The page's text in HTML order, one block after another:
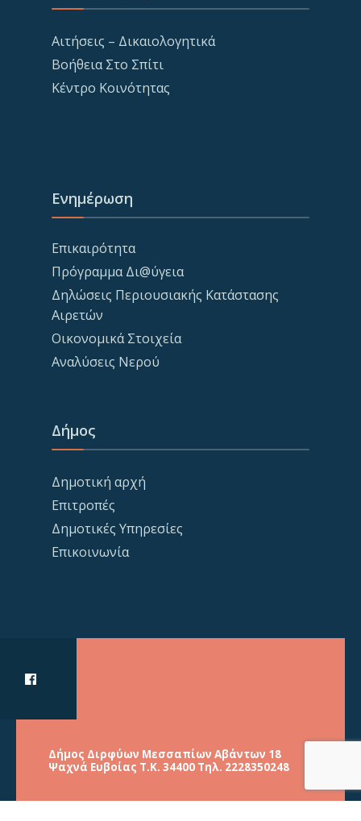
Αιτήσεις – Δικαιολογητικά
Βοήθεια Στο Σπίτι
Κέντρο Κοινότητας
Ενημέρωση
Επικαιρότητα
Πρόγραμμα Δι@ύγεια
Δηλώσεις Περιουσιακής Κατάστασης
Αιρετών
Οικονομικά Στοιχεία
Αναλύσεις Νερού
Δήμος
Δημοτική αρχή
Επιτροπές
Δημοτικές Υπηρεσίες
Επικοινωνία
Δήμος Διρφύων Μεσσαπίων Αβάντων 18
Ψαχνά Ευβοίας Τ.Κ. 34400 Τηλ. 2228350248